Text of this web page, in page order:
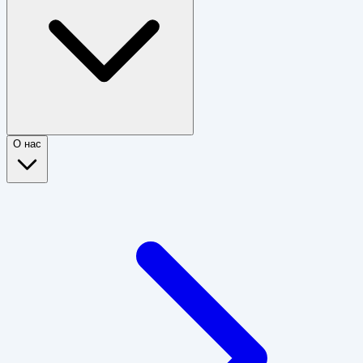
О нас